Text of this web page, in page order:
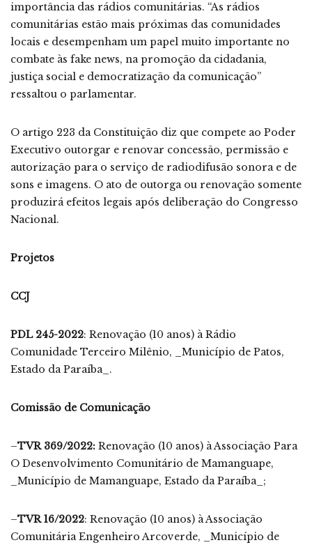
importância das rádios comunitárias. “As rádios
comunitárias estão mais próximas das comunidades
locais e desempenham um papel muito importante no
combate às fake news, na promoção da cidadania,
justiça social e democratização da comunicação”
ressaltou o parlamentar.
O artigo 223 da Constituição diz que compete ao Poder
Executivo outorgar e renovar concessão, permissão e
autorização para o serviço de radiodifusão sonora e de
sons e imagens. O ato de outorga ou renovação somente
produzirá efeitos legais após deliberação do Congresso
Nacional.
Projetos
CCJ
PDL 245-2022: Renovação (10 anos) à Rádio
Comunidade Terceiro Milênio, _Município de Patos,
Estado da Paraíba_.
Comissão de Comunicação
–TVR 369/2022: Renovação (10 anos) à Associação Para
O Desenvolvimento Comunitário de Mamanguape,
_Município de Mamanguape, Estado da Paraíba_;
–TVR 16/2022: Renovação (10 anos) à Associação
Comunitária Engenheiro Arcoverde, _Município de